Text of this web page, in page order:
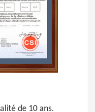
de 10 ans.